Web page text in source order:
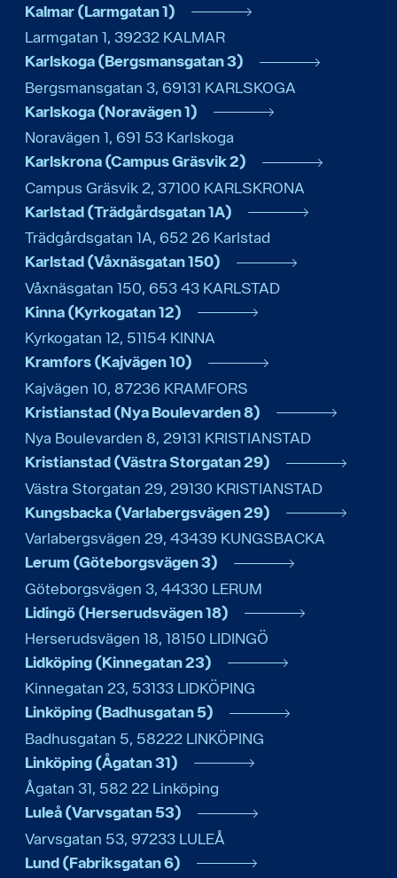
Kalmar (Larmgatan 1)
Larmgatan 1, 39232 KALMAR
Karlskoga (Bergsmansgatan 3)
Bergsmansgatan 3, 69131 KARLSKOGA
Karlskoga (Noravägen 1)
Noravägen 1, 691 53 Karlskoga
Karlskrona (Campus Gräsvik 2)
Campus Gräsvik 2, 37100 KARLSKRONA
Karlstad (Trädgårdsgatan 1A)
Trädgårdsgatan 1A, 652 26 Karlstad
Karlstad (Våxnäsgatan 150)
Våxnäsgatan 150, 653 43 KARLSTAD
Kinna (Kyrkogatan 12)
Kyrkogatan 12, 51154 KINNA
Kramfors (Kajvägen 10)
Kajvägen 10, 87236 KRAMFORS
Kristianstad (Nya Boulevarden 8)
Nya Boulevarden 8, 29131 KRISTIANSTAD
Kristianstad (Västra Storgatan 29)
Västra Storgatan 29, 29130 KRISTIANSTAD
Kungsbacka (Varlabergsvägen 29)
Varlabergsvägen 29, 43439 KUNGSBACKA
Lerum (Göteborgsvägen 3)
Göteborgsvägen 3, 44330 LERUM
Lidingö (Herserudsvägen 18)
Herserudsvägen 18, 18150 LIDINGÖ
Lidköping (Kinnegatan 23)
Kinnegatan 23, 53133 LIDKÖPING
Linköping (Badhusgatan 5)
Badhusgatan 5, 58222 LINKÖPING
Linköping (Ågatan 31)
Ågatan 31, 582 22 Linköping
Luleå (Varvsgatan 53)
Varvsgatan 53, 97233 LULEÅ
Lund (Fabriksgatan 6)